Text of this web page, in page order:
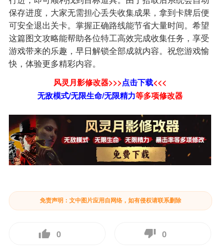
保存进度，大家无需担心丢失收集成果，拿到卡牌后便
可安全退出关卡。掌握正确路线能节省大量时间。希望
这篇图文攻略能帮助各位特工高效完成收集任务，享受
游戏带来的乐趣，早日解锁全部成就内容。祝您游戏愉
快，体验更多精彩内容。
风灵月影修改器>>>点击下载<<<
无敌模式/无限生命/无限精力等多项修改器
免责声明：文中图片应用自网络，如有侵权请联系删除
0 0